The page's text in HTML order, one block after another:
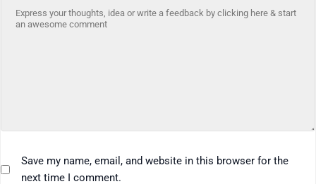
Save my name, email, and website in this browser for the
next time I comment.